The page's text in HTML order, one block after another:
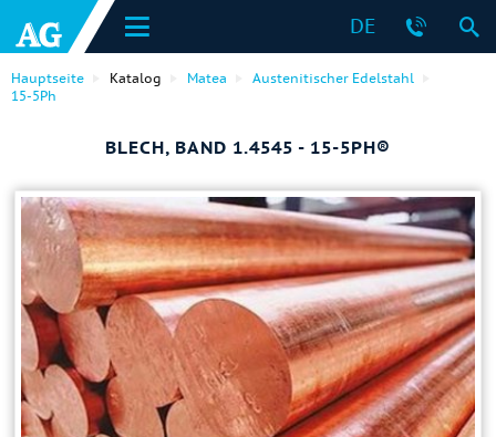
DE
Hauptseite Katalog Matea
Austenitischer Edelstahl
15-5Ph
BLECH, BAND 1.4545 - 15-5PH®